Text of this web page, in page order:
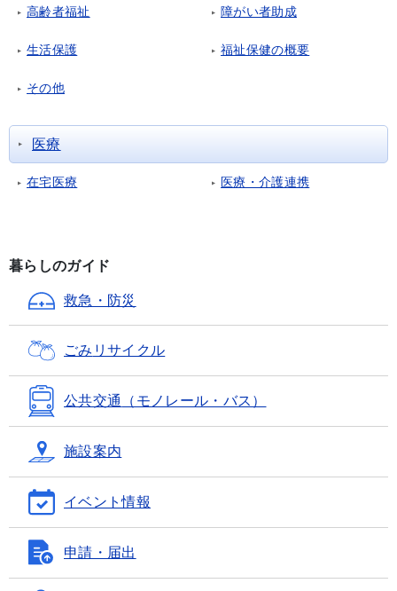
高齢者福祉 障がい者助成
生活保護 福祉保健の概要
その他
医療
在宅医療 医療・介護連携
暮らしのガイド
救急・防災
ごみ リサイクル
公共交通 （モノレール・バス）
施設案内
イベント情報
申請・届出